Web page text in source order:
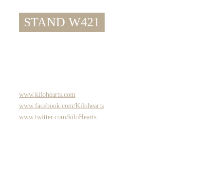
STAND W421
www.kilohearts.com
www.facebook.com/Kilohearts
www.twitter.com/kiloHearts